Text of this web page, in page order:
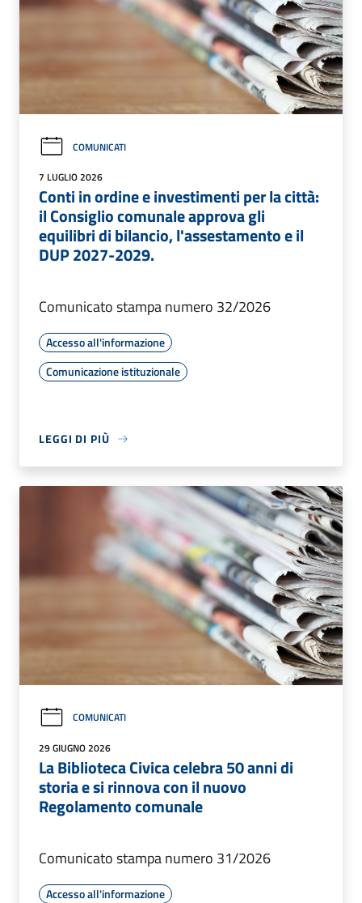
COMUNICATI
7 LUGLIO 2026
Conti in ordine e investimenti per la città:
il Consiglio comunale approva gli
equilibri di bilancio, l'assestamento e il
DUP 2027-2029.
Comunicato stampa numero 32/2026
Accesso all'informazione
Comunicazione istituzionale
LEGGI DI PIÙ
COMUNICATI
29 GIUGNO 2026
La Biblioteca Civica celebra 50 anni di
storia e si rinnova con il nuovo
Regolamento comunale
Comunicato stampa numero 31/2026
Accesso all'informazione